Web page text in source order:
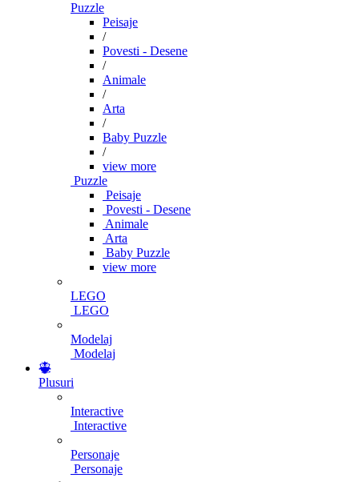
Puzzle
Peisaje
/
Povesti - Desene
/
Animale
/
Arta
/
Baby Puzzle
/
view more
Puzzle
Peisaje
Povesti - Desene
Animale
Arta
Baby Puzzle
view more
LEGO
LEGO
Modelaj
Modelaj
Plusuri
Interactive
Interactive
Personaje
Personaje